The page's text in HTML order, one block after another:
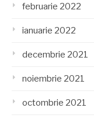
februarie 2022
ianuarie 2022
decembrie 2021
noiembrie 2021
octombrie 2021